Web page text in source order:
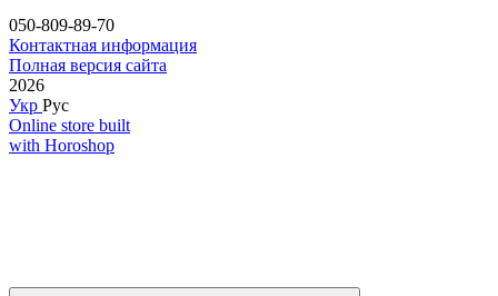
050-809-89-70
Контактная информация
Полная версия сайта
2026
Укр Рус
Online store built
with Horoshop